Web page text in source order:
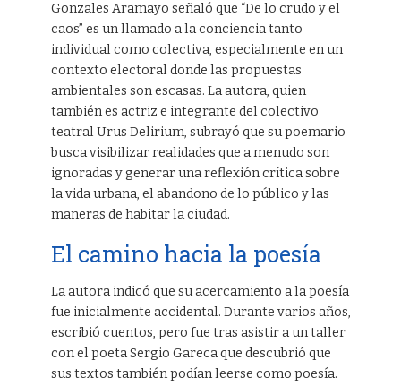
Gonzales Aramayo señaló que “De lo crudo y el
caos” es un llamado a la conciencia tanto
individual como colectiva, especialmente en un
contexto electoral donde las propuestas
ambientales son escasas. La autora, quien
también es actriz e integrante del colectivo
teatral Urus Delirium, subrayó que su poemario
busca visibilizar realidades que a menudo son
ignoradas y generar una reflexión crítica sobre
la vida urbana, el abandono de lo público y las
maneras de habitar la ciudad.
El camino hacia la poesía
La autora indicó que su acercamiento a la poesía
fue inicialmente accidental. Durante varios años,
escribió cuentos, pero fue tras asistir a un taller
con el poeta Sergio Gareca que descubrió que
sus textos también podían leerse como poesía.